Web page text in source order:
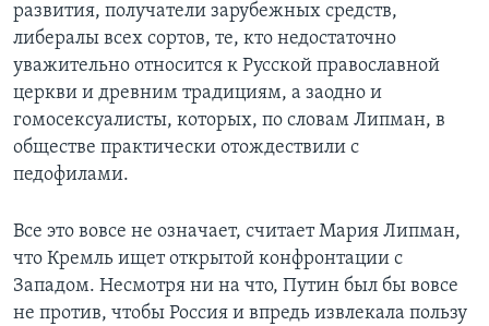
развития, получатели зарубежных средств,
либералы всех сортов, те, кто недостаточно
уважительно относится к Русской православной
церкви и древним традициям, а заодно и
гомосексуалисты, которых, по словам Липман, в
обществе практически отождествили с
педофилами.
Все это вовсе не означает, считает Мария Липман,
что Кремль ищет открытой конфронтации с
Западом. Несмотря ни на что, Путин был бы вовсе
не против, чтобы Россия и впредь извлекала пользу